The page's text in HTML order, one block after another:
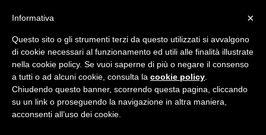
×
Informativa
Questo sito o gli strumenti terzi da questo utilizzati si avvalgono
di cookie necessari al funzionamento ed utili alle finalità illustrate
nella cookie policy. Se vuoi saperne di più o negare il consenso
a tutti o ad alcuni cookie, consulta la cookie policy
Chiudendo questo banner, scorrendo questa pagina, cliccando
su un link o proseguendo la navigazione in altra maniera,
acconsenti all’uso dei cookie.